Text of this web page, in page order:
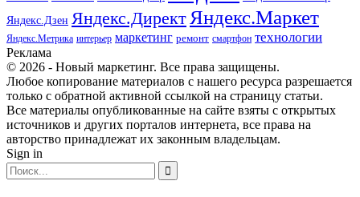
Яндекс.Дзен Яндекс.ДиректЯндекс.Маркет
Яндекс.Метрика интерьер маркетинг ремонт смартфон технологии
Реклама
© 2026 - Новый маркетинг. Все права защищены.
Любое копирование материалов с нашего ресурса разрешается
только с обратной активной ссылкой на страницу статьи.
Все материалы опубликованные на сайте взяты с открытых
источников и других порталов интернета, все права на
авторство принадлежат их законным владельцам.
Sign in